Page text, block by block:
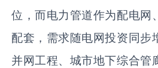
位，而电力管道作为配电网
配套，需求随电网投资同步
并网工程、城市地下综合管